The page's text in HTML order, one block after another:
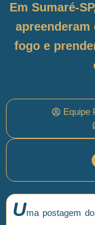
Em Sumaré-
apreenderam
fogo e
Equipe
Uma postagem